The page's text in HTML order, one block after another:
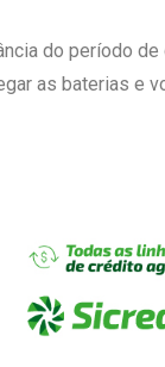
do período de
as baterias e